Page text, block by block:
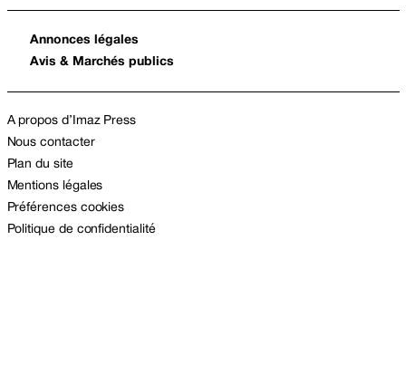
Annonces légales
Avis & Marchés publics
A propos d’Imaz Press
Nous contacter
Plan du site
Mentions légales
Préférences cookies
Politique de confidentialité